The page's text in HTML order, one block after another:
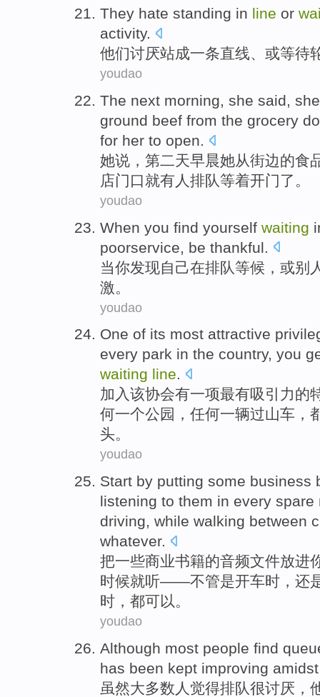
They hate standing in line or
activity.
他们讨厌站成一条直线、 或等待
youdao
The next morning, she said,
ground beef from the grocery
for her to open.
她说 ， 第二天早晨她从街边的食
店门口就有人 排队等着开门了 。
youdao
When you find yourself waiting
poorservice, be thankful
当你发现自己在排队等候， 或别
激。
youdao
One of its most attractive
every park in the country, you
waiting line.
加入该协会有一项最有吸引力的
何一个公园 ，任何一辆过山车 ，
头。
youdao
Start by putting some business
listening to them in every spare
driving, while walking between
whatever.
把一些商业书籍的音频文件放进
时候就听——不管是开车时，还
时，都可以。
youdao
Although most people find
has been kept improving
虽然大多数 人 觉得排队很讨厌 ，